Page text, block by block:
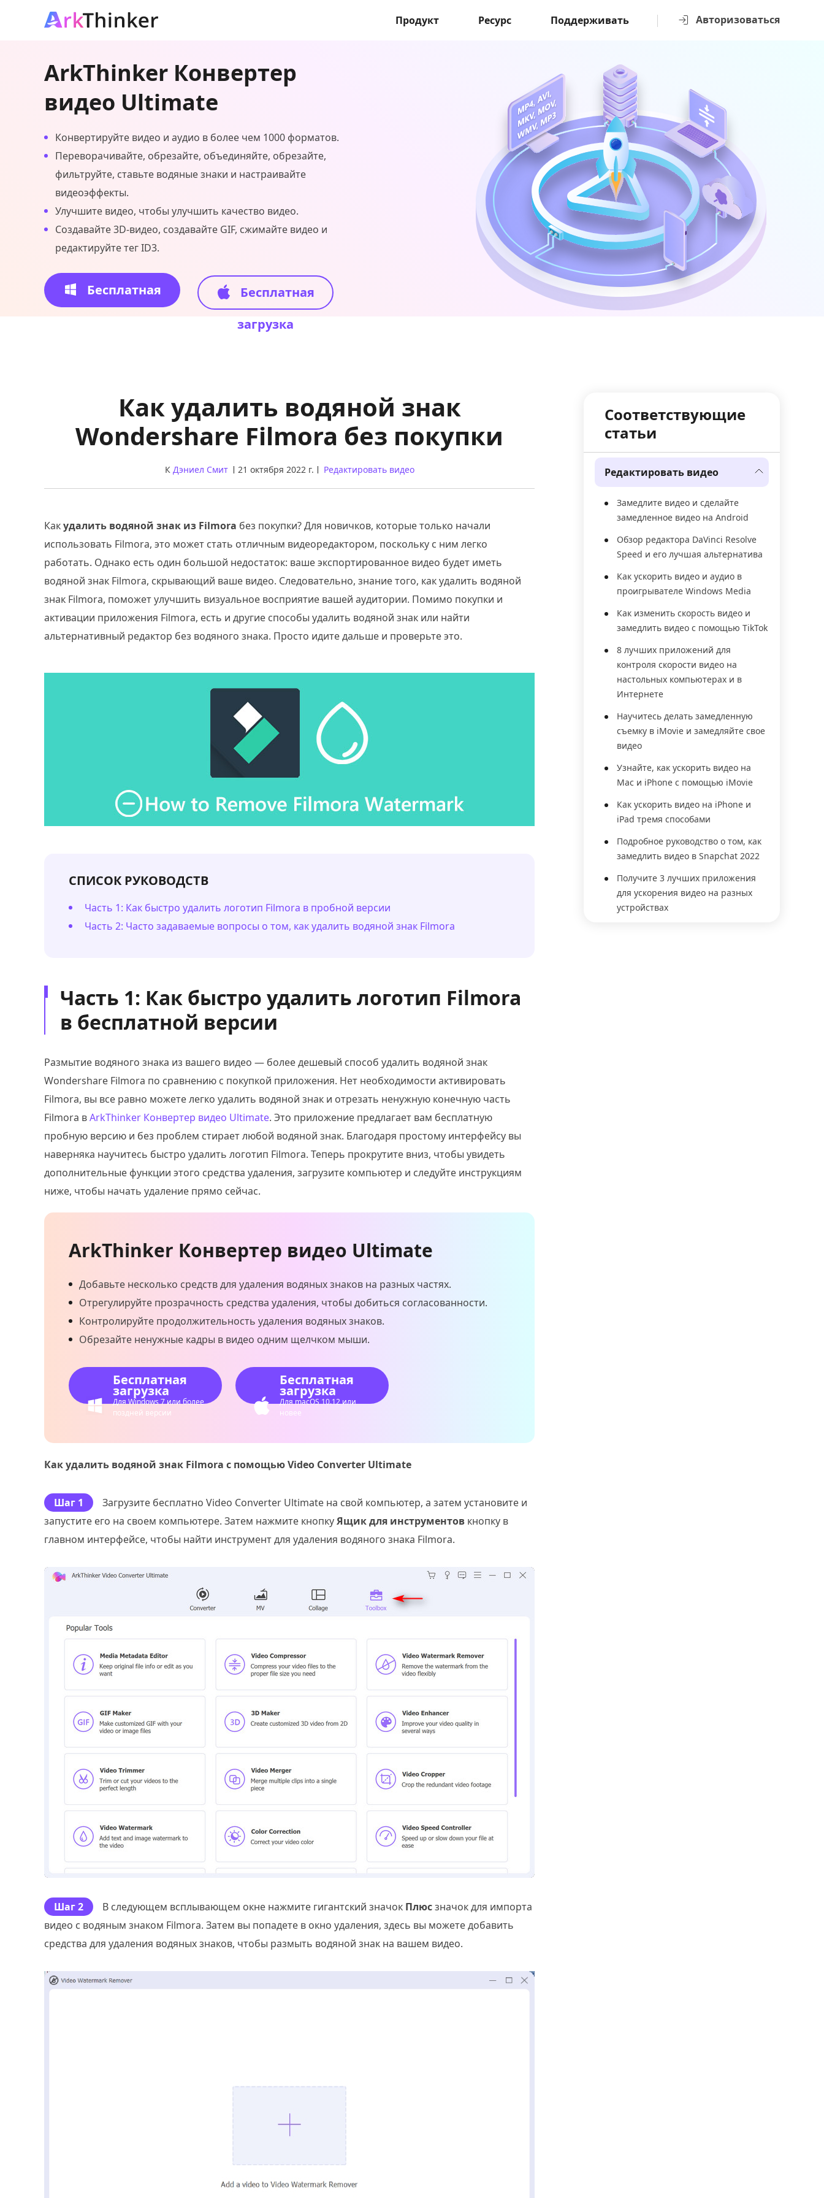
Авторизоваться
Продукт Ресурс Поддерживать
ArkThinker Конвертер
видео Ultimate
Конвертируйте видео и аудио в более чем 1000 форматов.
Переворачивайте, обрезайте, объединяйте, обрезайте,
фильтруйте, ставьте водяные знаки и настраивайте
видеоэффекты.
Улучшите видео, чтобы улучшить качество видео.
Создавайте 3D-видео, создавайте GIF, сжимайте видео и
редактируйте тег ID3.
Бесплатная
Бесплатная
загрузка
Как удалить водяной знак
Wondershare Filmora без покупки
К Дэниел Смит 21 октября 2022 г. Редактировать видео
Какудалить водяной знак из Filmora без покупки? Для новичков, которые только начали
использовать Filmora, это может стать отличным видеоредактором, поскольку с ним легко
работать. Однако есть один большой недостаток: ваше экспортированное видео будет иметь
водяной знак Filmora, скрывающий ваше видео. Следовательно, знание того, как удалить водяной
знак Filmora, поможет улучшить визуальное восприятие вашей аудитории. Помимо покупки и
активации приложения Filmora, есть и другие способы удалить водяной знак или найти
альтернативный редактор без водяного знака. Просто идите дальше и проверьте это.
СПИСОК РУКОВОДСТВ
Часть 1: Как быстро удалить логотип Filmora в пробной версии
Часть 2: Часто задаваемые вопросы о том, как удалить водяной знак Filmora
Часть 1: Как быстро удалить логотип Filmora
в бесплатной версии
Размытие водяного знака из вашего видео — более дешевый способ удалить водяной знак
Wondershare Filmora по сравнению с покупкой приложения. Нет необходимости активировать
Filmora, вы все равно можете легко удалить водяной знак и отрезать ненужную конечную часть
Filmora вArkThinker Конвертер видео Ultimate. Это приложение предлагает вам бесплатную
пробную версию и без проблем стирает любой водяной знак. Благодаря простому интерфейсу вы
наверняка научитесь быстро удалить логотип Filmora. Теперь прокрутите вниз, чтобы увидеть
дополнительные функции этого средства удаления, загрузите компьютер и следуйте инструкциям
ниже, чтобы начать удаление прямо сейчас.
ArkThinker Конвертер видео Ultimate
Добавьте несколько средств для удаления водяных знаков на разных частях.
Отрегулируйте прозрачность средства удаления, чтобы добиться согласованности.
Контролируйте продолжительность удаления водяных знаков.
Обрезайте ненужные кадры в видео одним щелчком мыши.
Бесплатная
загрузка
Для Windows 7 или более
поздней версии
Бесплатная
загрузка
Для macOS 10.12 или
новее
Как удалить водяной знак Filmora с помощью Video Converter Ultimate
Шаг 1
Загрузите бесплатно Video Converter Ultimate на свой компьютер, а затем установите и
запустите его на своем компьютере. Затем нажмите кнопкуЯщик для инструментов кнопку в
главном интерфейсе, чтобы найти инструмент для удаления водяного знака Filmora.
Шаг 2 В следующем всплывающем окне нажмите гигантский значок Плюсзначок для импорта
видео с водяным знаком Filmora. Затем вы попадете в окно удаления, здесь вы можете добавить
средства для удаления водяных знаков, чтобы размыть водяной знак на вашем видео.
Соответствующие
статьи
Редактировать видео
Замедлите видео и сделайте
замедленное видео на Android
Обзор редактора DaVinci Resolve
Speed и его лучшая альтернатива
Как ускорить видео и аудио в
проигрывателе Windows Media
Как изменить скорость видео и
замедлить видео с помощью TikTok
8 лучших приложений для
контроля скорости видео на
настольных компьютерах и в
Интернете
Научитесь делать замедленную
съемку в iMovie и замедляйте свое
видео
Узнайте, как ускорить видео на
Mac и iPhone с помощью iMovie
Как ускорить видео на iPhone и
iPad тремя способами
Подробное руководство о том, как
замедлить видео в Snapchat 2022
Получите 3 лучших приложения
для ускорения видео на разных
устройствах